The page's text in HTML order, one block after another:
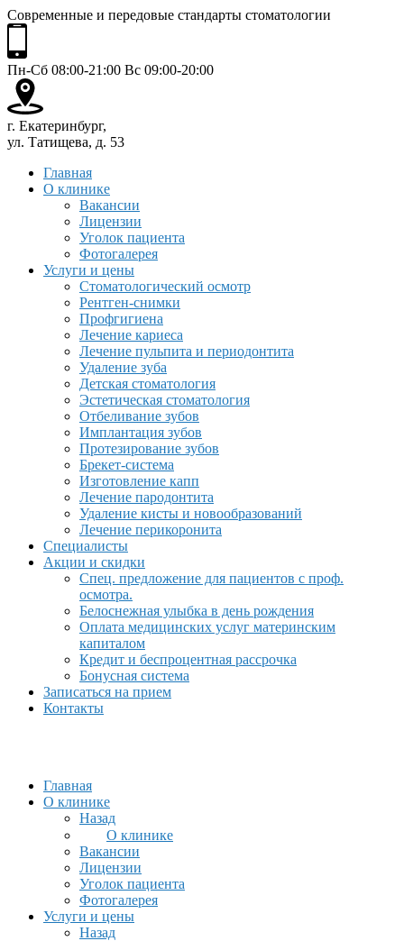
Современные и передовые стандарты стоматологии
Пн-Сб 08:00-21:00 Вс 09:00-20:00
г. Екатеринбург,
ул. Татищева, д. 53
Главная
О клинике
Вакансии
Лицензии
Уголок пациента
Фотогалерея
Услуги и цены
Стоматологический осмотр
Рентген-снимки
Профгигиена
Лечение кариеса
Лечение пульпита и периодонтита
Удаление зуба
Детская стоматология
Эстетическая стоматология
Отбеливание зубов
Имплантация зубов
Протезирование зубов
Брекет-система
Изготовление капп
Лечение пародонтита
Удаление кисты и новообразований
Лечение перикоронита
Специалисты
Акции и скидки
Спец. предложение для пациентов с проф.
осмотра.
Белоснежная улыбка в день рождения
Оплата медицинских услуг материнским
капиталом
Кредит и беспроцентная рассрочка
Бонусная система
Записаться на прием
Контакты
Главная
О клинике
Назад
О клинике
Вакансии
Лицензии
Уголок пациента
Фотогалерея
Услуги и цены
Назад